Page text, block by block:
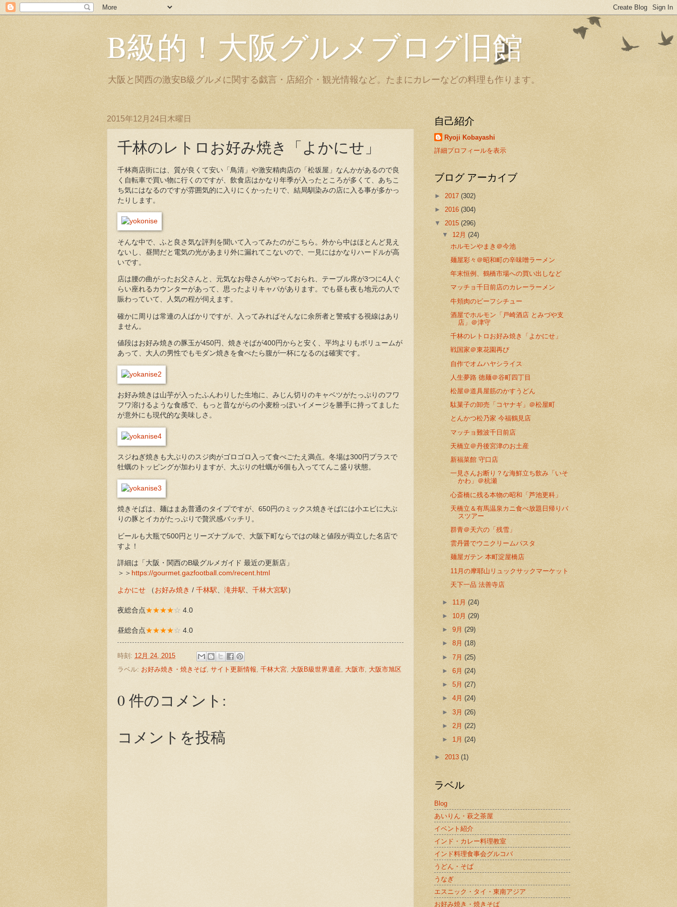
B級的！大阪グルメブログ旧館
大阪と関西の激安B級グルメに関する戯言・店紹介・観光情報など。たまにカレーなどの料理も作ります。
2015年12月24日木曜日
千林のレトロお好み焼き「よかにせ」
千林商店街には、質が良くて安い「鳥清」や激安精肉店の「松坂屋」なんかがあるので良
く自転車で買い物に行くのですが、飲食店はかなり年季が入ったところが多くて、あちこ
ち気にはなるのですが雰囲気的に入りにくかったりで、結局馴染みの店に入る事が多かっ
たりします。
そんな中で、ふと良さ気な評判を聞いて入ってみたのがこちら。外から中はほとんど見え
ないし、昼間だと電気の光があまり外に漏れてこないので、一見にはかなりハードルが高
いです。
店は腰の曲がったお父さんと、元気なお母さんがやっておられ、テーブル席が3つに4人ぐ
らい座れるカウンターがあって、思ったよりキャパがあります。でも昼も夜も地元の人で
賑わっていて、人気の程が伺えます。
確かに周りは常連の人ばかりですが、入ってみればそんなに余所者と警戒する視線はあり
ません。
値段はお好み焼きの豚玉が450円、焼きそばが400円からと安く、平均よりもボリュームが
あって、大人の男性でもモダン焼きを食べたら腹が一杯になるのは確実です。
お好み焼きは山芋が入ったふんわりした生地に、みじん切りのキャベツがたっぷりのフワ
フワ溶けるような食感で、もっと昔ながらの小麦粉っぽいイメージを勝手に持ってました
が意外にも現代的な美味しさ。
スジねぎ焼きも大ぶりのスジ肉がゴロゴロ入って食べごたえ満点。冬場は300円プラスで
牡蠣のトッピングが加わりますが、大ぶりの牡蠣が6個も入っててんこ盛り状態。
焼きそばは、麺はまあ普通のタイプですが、650円のミックス焼きそばには小エビに大ぶ
りの豚とイカがたっぷりで贅沢感バッチリ。
ビールも大瓶で500円とリーズナブルで、大阪下町ならではの味と値段が両立した名店で
すよ！
詳細は「大阪・関西のB級グルメガイド 最近の更新店」
＞＞ https://gourmet.gazfootball.com/recent.html
よかにせ （ お好み焼き / 千林駅 滝井駅 千林大宮駅 ）
夜総合点★★★★ ☆ 4.0
昼総合点★★★★ ☆ 4.0
時刻: 12月 24, 2015
ラベル: お好み焼き・焼きそば サイト更新情報 千林大宮 大阪B級世界遺産 大阪市 大阪市旭区
0 件のコメント:
コメントを投稿
自己紹介
Ryoji Kobayashi
詳細プロフィールを表示
ブログ アーカイブ
► 2017 (302)
► 2016 (304)
▼ 2015 (296)
▼ 12月(24)
ホルモンやまき＠今池
麺屋彩々＠昭和町の辛味噌ラーメン
年末恒例、鶴橋市場への買い出しなど
マッチョ千日前店のカレーラーメン
牛頬肉のビーフシチュー
酒屋でホルモン「戸崎酒店 とみづや支
店」＠津守
千林のレトロお好み焼き「よかにせ」
戦国家＠東花園再び
自作でオムハヤシライス
人生夢路 徳麺＠谷町四丁目
松屋＠道具屋筋のかすうどん
駄菓子の卸売「コヤナギ」＠松屋町
とんかつ松乃家 今福鶴見店
マッチョ難波千日前店
天橋立＠丹後宮津のお土産
新福菜館 守口店
一見さんお断り？な海鮮立ち飲み「いそ
かわ」＠杭瀬
心斎橋に残る本物の昭和「芦池更科」
天橋立＆有馬温泉カニ食べ放題日帰りバ
スツアー
群青＠天六の「残雪」
雲丹醤でウニクリームパスタ
麺屋ガテン 本町淀屋橋店
11月の摩耶山リュックサックマーケット
天下一品 法善寺店
► 11月(24)
► 10月(29)
►9月(29)
►8月(18)
►7月(25)
►6月(24)
►5月(27)
►4月(24)
►3月(26)
► 2月(22)
► 1月(24)
► 2013 (1)
ラベル
Blog
あいりん・萩之茶屋
イベント紹介
インド・カレー料理教室
インド料理食事会グルコバ
うどん・そば
うなぎ
エスニック・タイ・東南アジア
お好み焼き・焼きそば